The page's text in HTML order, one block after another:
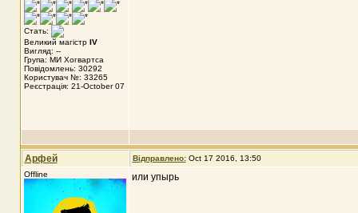
Стать:
Великий магістр IV
Вигляд: --
Група: МИ Хогвартса
Повідомлень: 30292
Користувач №: 33265
Реєстрація: 21-October 07
Арфей Відправлено: Oct 17 2016, 13:50
Offline
или упырь